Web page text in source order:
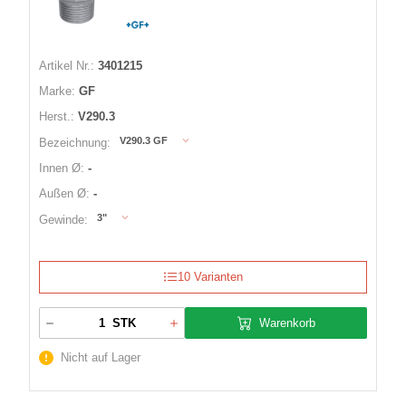
Artikel Nr.: 3401215
Marke: GF
Herst.: V290.3
Bezeichnung:
V290.3 GF
Innen Ø: -
Außen Ø: -
Gewinde:
3"
10 Varianten
STK Warenkorb
Nicht auf Lager